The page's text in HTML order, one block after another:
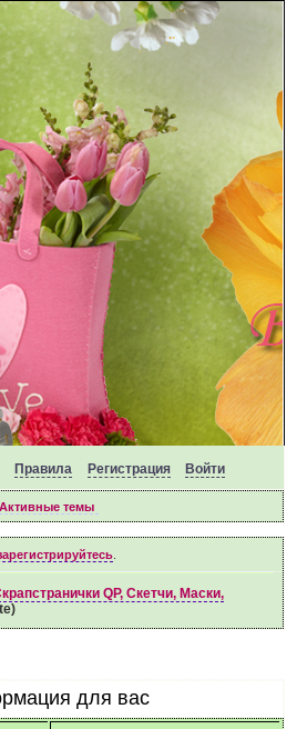
Правила Регистрация Войти
Активные темы
.
QP, Скетчи, Маски,
для вас